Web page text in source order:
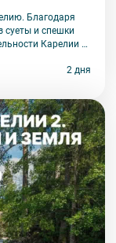
Благодаря
и спешки
Карелии –
2 дня